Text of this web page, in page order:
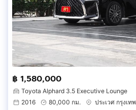
฿ 1,580,000
Toyota Alphard 3.5 Executive Lounge
2016
80,000 กม.
ประเวศ กรุงเ